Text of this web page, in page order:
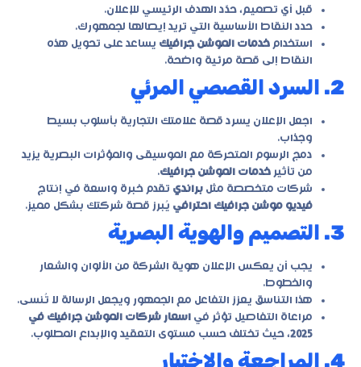
قبل أي تصميم، حدّد الهدف الرئيسي للإعلان.
حدد النقاط الأساسية التي تريد إيصالها لجمهورك.
استخدام خدمات الموشن جرافيك يساعد على تحويل هذه
النقاط إلى قصة مرئية واضحة.
2. السرد القصصي المرئي
اجعل الإعلان يسرد قصة علامتك التجارية بأسلوب بسيط
وجذاب.
دمج الرسوم المتحركة مع الموسيقى والمؤثرات البصرية يزيد
من تأثير خدمات الموشن جرافيك.
شركات متخصصة مثل براندي تقدم خبرة واسعة في إنتاج
فيديو موشن جرافيك احترافي يُبرز قصة شركتك بشكل مميز.
3. التصميم والهوية البصرية
يجب أن يعكس الإعلان هوية الشركة من الألوان والشعار
والخطوط.
هذا التناسق يعزز التفاعل مع الجمهور ويجعل الرسالة لا تُنسى.
مراعاة التفاصيل تؤثر في اسعار شركات الموشن جرافيك في
2025، حيث تختلف حسب مستوى التعقيد والإبداع المطلوب.
4. المراجعة والاختبار